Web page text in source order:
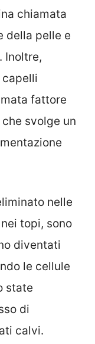
chiamata
della pelle e
Inoltre,
fattore
svolge un
nelle
topi, sono
diventati
le cellule
state
di
calvi.